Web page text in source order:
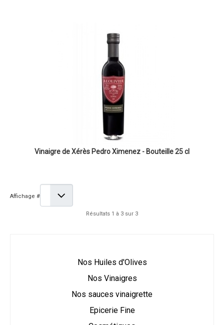
Vinaigre de Xérès Pedro Ximenez - Bouteille 25 cl
Affichage #
Résultats 1 à 3 sur 3
Nos Huiles d'Olives
Nos Vinaigres
Nos sauces vinaigrette
Epicerie Fine